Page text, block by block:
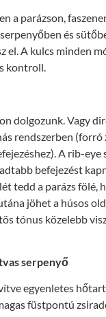
a parázson,
és
el. A kulcs minden
kontroll.
dolgozunk. Vagy
rendszerben (forró
A rib-eye
befejezést
tedd a parázs fölé,
jöhet a húsos
tónus közelebb
serpenyő
egyenletes
füstpontú